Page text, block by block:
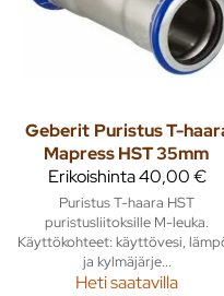
Geberit Puristus T-
Mapress HST 35mm
Erikoishinta40,00 €
Puristus T-haara HST
puristusliitoksille M-leuka.
Käyttökohteet: käyttövesi,
ja kylmäjärje...
Heti saatavilla